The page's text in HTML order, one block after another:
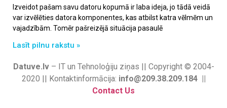
Izveidot pašam savu datoru kopumā ir laba ideja, jo tādā veidā
var izvēlēties datora komponentes, kas atbilst katra vēlmēm un
vajadzībām. Tomēr pašreizējā situācija pasaulē
Lasīt pilnu rakstu »
Datuve.lv– IT un Tehnoloģiju ziņas || Copyright © 2004-
2020 || Kontaktinformācija: info@209.38.209.184 ||
Contact Us